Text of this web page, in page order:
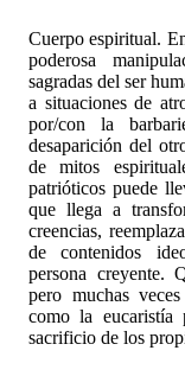
Cuerpo espiritual.
poderosa
sagradas del ser
a situaciones de
por/con la
desaparición del
de mitos
patrióticos puede
que llega a
creencias,
de contenidos
persona creyente.
pero muchas
como la
sacrificio de los